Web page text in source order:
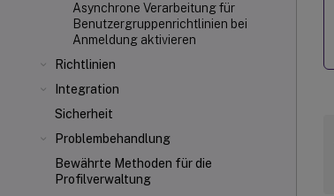
Asynchrone Verarbeitung für
Benutzergruppenrichtlinien bei
Anmeldung aktivieren
Richtlinien
Integration
Sicherheit
Problembehandlung
Bewährte Methoden für die
Profilverwaltung